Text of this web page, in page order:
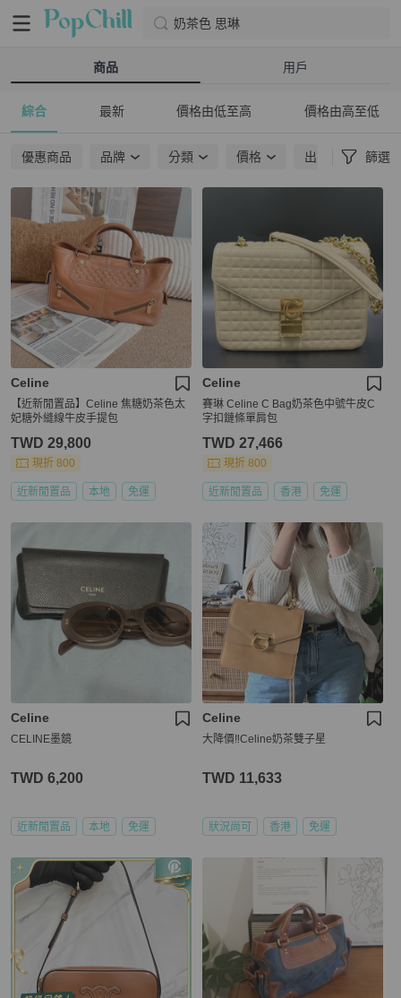
奶茶色 思琳
商品 用戶
綜合 最新 價格由低至高 價格由高至低
優惠商品 品牌 分類 價格 出貨地點 篩選
Celine
【近新閒置品】Celine 焦糖奶茶色太
妃糖外縫線牛皮手提包
TWD 29,800
現折 800
近新閒置品 本地 免運
Celine
賽琳 Celine C Bag奶茶色中號牛皮C
字扣鏈條單肩包
TWD 27,466
現折 800
近新閒置品 香港 免運
Celine
CELINE墨鏡
TWD 6,200
近新閒置品 本地 免運
Celine
大降價‼️Celine奶茶雙子星
TWD 11,633
狀況尚可 香港 免運